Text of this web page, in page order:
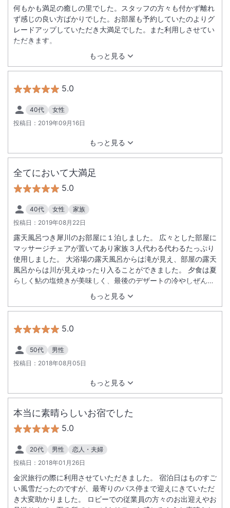
もっと見る
何もかも満足の癒しの里でした。スタッフの方々も付かず離れ
ず感じの良い方ばかりでした。お部屋も予約していたのよりグ
レードアップしていただき大満足でした。また利用しさせてい
ただきます。
5.0
40代
女性
投稿日： 2019年09月16日
もっと見る
全てにおいて大満足
5.0
40代 女性
家族
投稿日： 2019年08月22日
もっと見る
露天風呂つき犀川のお部屋に１泊しました。 広々とした部屋に
マッサージチェアが置いてあり家族３人代わる代わるたっぷり
使用しました。 大浴場の露天風呂からは滝が見え、部屋の露天
風呂からは川が見えゆったり入ることができました。 夕食は夏
らしく鮎の塩焼きが美味しく、最後のデザートの冷やしぜんざ
いも最高でした。 ラウンジのコーヒー、部屋にあった金ゴマち
ょこ、塩チップスも嬉しかったです。 本当にゆったりとした時
間を過ごさせていただき感謝の気持ちでいっぱいです。 ありが
とうございました。
5.0
50代
男性
投稿日： 2018年08月05日
もっと見る
本当に素晴らしいお宿でした
5.0
20代 男性
恋人・夫婦
投稿日： 2018年01月26日
金沢旅行の際に利用させていただきました。 宿泊日はものすご
い風雪だったのですが、最寄りのバス停まで迎えにきていただ
き大変助かりました。 ロビーでの従業員の方々のお出迎えやお